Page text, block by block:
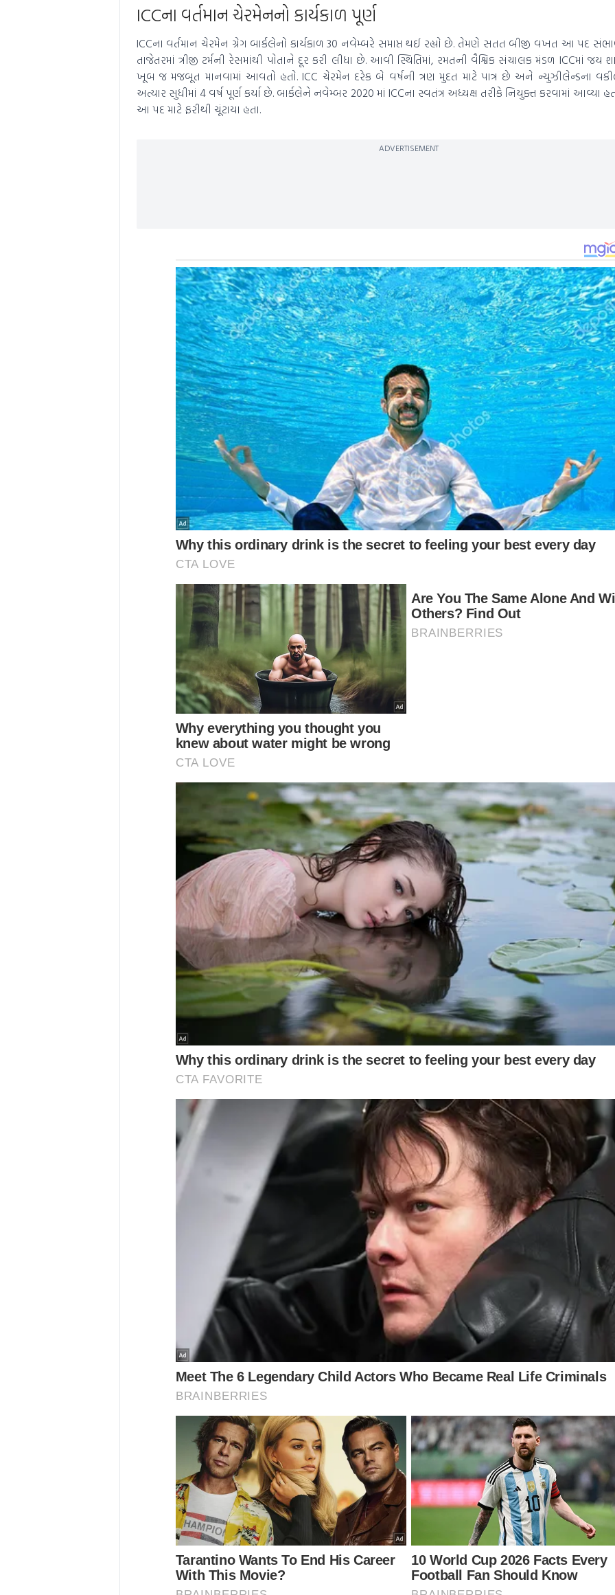
ICCના વર્તમાન ચેરમેનનો કાર્યકાળ પૂર્ણ
ICCના વર્તમાન ચેરમેન ગ્રેગ બાર્કલેનો કાર્યકાળ 30 નવેમ્બરે સમાપ્ત થઈ રહ્યો છે. તેમણે સતત બીજી વખત આ પદ
તાજેતરમાં ત્રીજી ટર્મની રેસમાંથી પોતાને દૂર કરી લીધા છે. આવી સ્થિતિમાં, રમતની વૈશ્વિક સંચાલક મંડળ ICCમાં જય
ખૂબ જ મજબૂત માનવામાં આવતો હતો. ICC ચેરમેન દરેક બે વર્ષની ત્રણ મુદત માટે પાત્ર છે અને ન્યુઝીલેન્ડના
અત્યાર સુધીમાં 4 વર્ષ પૂર્ણ કર્યા છે. બાર્કલેને નવેમ્બર 2020 માં ICCના સ્વતંત્ર અધ્યક્ષ તરીકે નિયુક્ત કરવામાં આવ્યા
આ પદ માટે ફરીથી ચૂંટાયા હતા.
ADVERTISEMENT